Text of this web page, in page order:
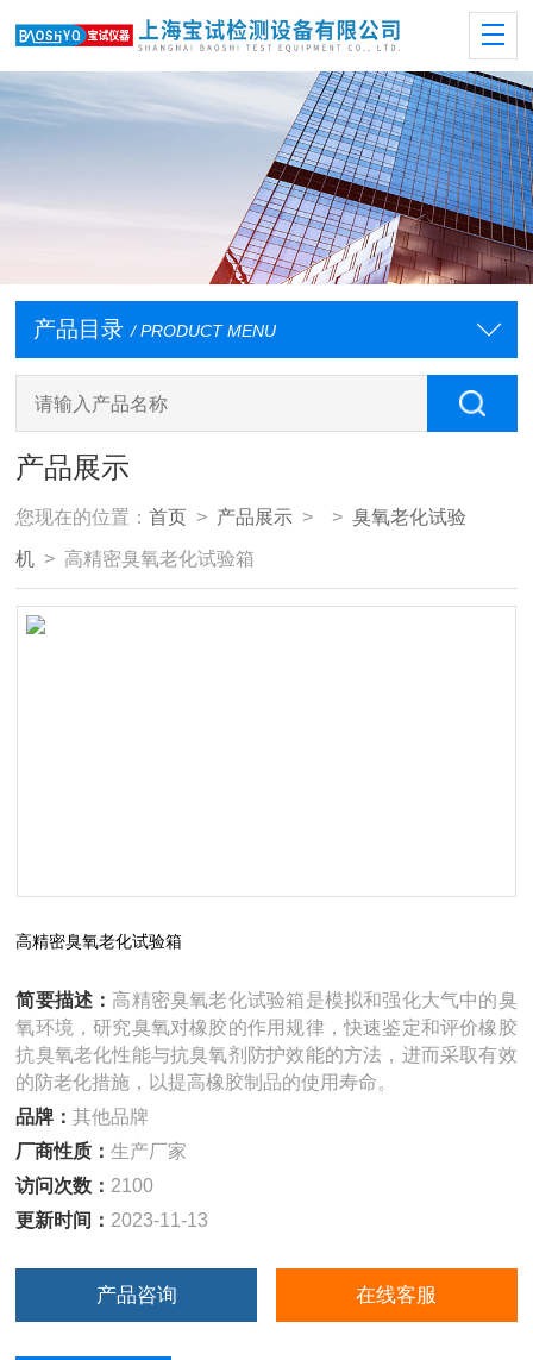
产品目录 / PRODUCT MENU
产品展示
您现在的位置：首页 > 产品展示 > >臭氧老化试验
机 > 高精密臭氧老化试验箱
高精密臭氧老化试验箱
简要描述：高精密臭氧老化试验箱是模拟和强化大气中的臭
氧环境，研究臭氧对橡胶的作用规律，快速鉴定和评价橡胶
抗臭氧老化性能与抗臭氧剂防护效能的方法，进而采取有效
的防老化措施，以提高橡胶制品的使用寿命。
品牌：其他品牌
厂商性质：生产厂家
访问次数： 2100
更新时间： 2023-11-13
产品咨询 在线客服